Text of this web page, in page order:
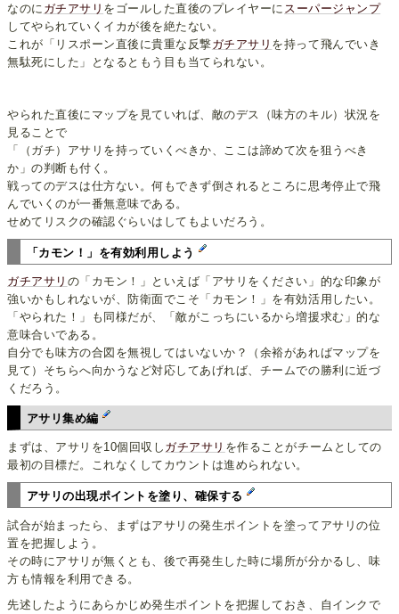
なのに ガチアサリ をゴールした直後のプレイヤーに スーパージャンプ
してやられていくイカが後を絶たない。
これが「リスポーン直後に貴重な反撃ガチアサリ を持って飛んでいき
無駄死にした」となるともう目も当てられない。
やられた直後にマップを見ていれば、敵のデス（味方のキル）状況を
見ることで
「（ガチ）アサリを持っていくべきか、ここは諦めて次を狙うべき
か」の判断も付く。
戦ってのデスは仕方ない。何もできず倒されるところに思考停止で飛
んでいくのが一番無意味である。
せめてリスクの確認ぐらいはしてもよいだろう。
「カモン！」を有効利用しよう
ガチアサリ の「カモン！」といえば「アサリをください」的な印象が
強いかもしれないが、防衛面でこそ「カモン！」を有効活用したい。
「やられた！」も同様だが、「敵がこっちにいるから増援求む」的な
意味合いである。
自分でも味方の合図を無視してはいないか？（余裕があればマップを
見て）そちらへ向かうなど対応してあげれば、チームでの勝利に近づ
くだろう。
アサリ集め編
まずは、アサリを10個回収し ガチアサリ を作ることがチームとしての
最初の目標だ。これなくしてカウントは進められない。
アサリの出現ポイントを塗り、確保する
試合が始まったら、まずはアサリの発生ポイントを塗ってアサリの位
置を把握しよう。
その時にアサリが無くとも、後で再発生した時に場所が分かるし、味
方も情報を利用できる。
先述したようにあらかじめ発生ポイントを把握しておき、自インクで